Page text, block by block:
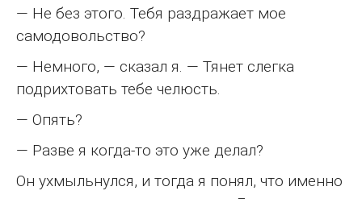
— Не без этого. Тебя раздражает мое
самодовольство?
— Немного, — сказал я. — Тянет слегка
подрихтовать тебе челюсть.
— Опять?
— Разве я когда-то это уже делал?
Он ухмыльнулся, и тогда я понял, что именно